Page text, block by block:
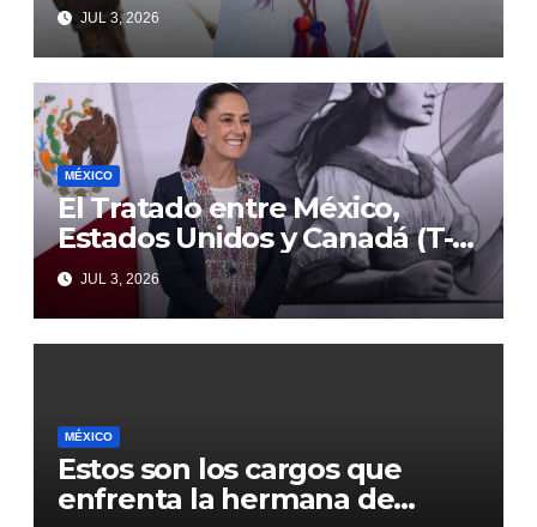
con inversión histórica
JUL 3, 2026
MÉXICO
El Tratado entre México,
Estados Unidos y Canadá (T-
MEC) se mantiene hasta el
2036: Presidenta Claudia
Sheinbaum
JUL 3, 2026
MÉXICO
Estos son los cargos que
enfrenta la hermana de